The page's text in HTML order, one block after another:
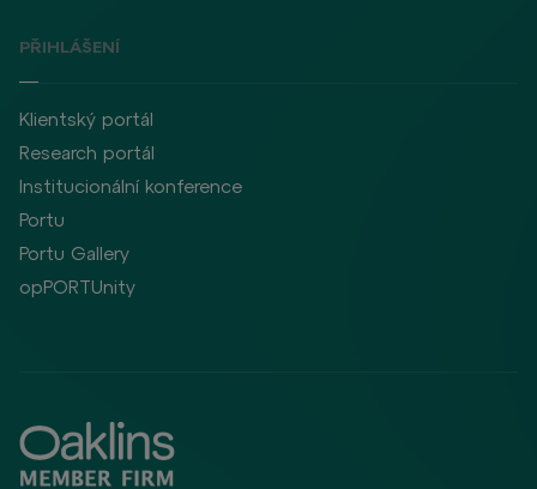
PŘIHLÁŠENÍ
Klientský portál
Research portál
Institucionální konference
Portu
Portu Gallery
opPORTUnity